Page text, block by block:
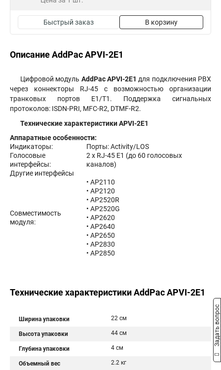
Быстрый заказ В корзину
Описание AddPac APVI-2E1
Цифровой модуль AddPac APVI-2E1 для подключения PBX
через коннекторы RJ-45 с возможностью организации
транковых портов E1/T1. Поддержка сигнальных
протоколов: ISDN-PRI, MFC-R2, DTMF-R2.
Технические характеристики APVI-2E1
Аппаратные особенности:
Индикаторы:
Порты: Activity/LOS
Голосовые
интерфейсы:
2 x RJ-45 E1 (до 60 голосовых
каналов)
Другие интерфейсы
Совместимость
модуля:
• AP2110
• AP2120
• AP2520R
• AP2520G
• AP2620
• AP2640
• AP2650
• AP2830
• AP2850
Технические характеристики AddPac APVI-2E1
Ширина упаковки 22 см
Высота упаковки 44 см
Глубина упаковки 4 см
Объемный вес 2.2 кг
Задать вопрос